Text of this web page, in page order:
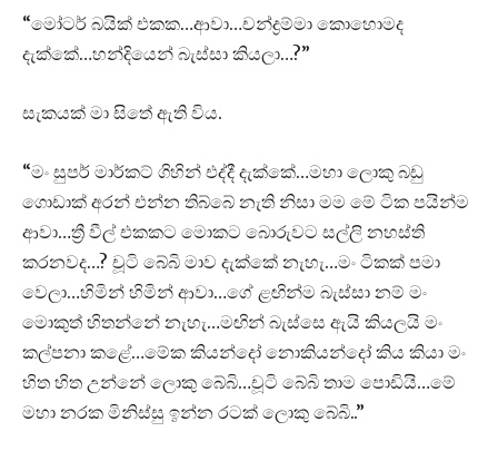
“මෝටර් බයික් එකක…ආවා…චන්ද්‍රම්මා කොහොමද
දැක්කේ…හන්දියෙන් බැස්සා කියලා…?”
සැකයක් මා සිතේ ඇති විය.
“මං සුපර් මාර්කට් ගිහින් එද්දී දැක්කේ…මහා ලොකු බඩු
ගොඩාක් අරන් එන්න තිබ්බේ නැති නිසා මම මේ ටික පයින්ම
ආවා…ත්‍රී වීල් එකකට මොකට බොරුවට සල්ලි නහස්ති
කරනවද…? චූටි බේබි මාව දැක්කේ නැහැ…මං ටිකක් පමා
වෙලා…හිමින් හිමින් ආවා…ගේ ළඟින්ම බැස්සා නම් මං
මොකුත් හිතන්නේ නැහැ…මඟින් බැස්සෙ ඇයි කියලයි මං
කල්පනා කළේ…මේක කියන්දෝ නොකියන්දෝ කිය කියා මං
හිත හිත උන්නේ ලොකු බේබි…චූටි බේබි තාම පොඩියි…මේ
මහා නරක මිනිස්සු ඉන්න රටක් ලොකු බේබි..”